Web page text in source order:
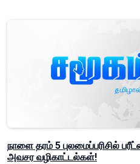
நாளை தரம் 5 புலமைப்பரிசில்
அவசர வழிகாட்டல்கள்!